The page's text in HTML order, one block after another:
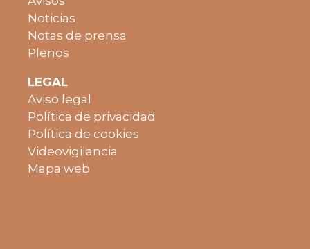
Noticias
Notas de prensa
Plenos
LEGAL
Aviso legal
Política de privacidad
Política de cookies
Videovigilancia
Mapa web